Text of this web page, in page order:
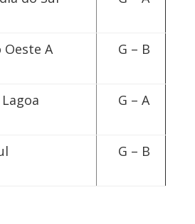
Oeste A G – B
G – A
G – B